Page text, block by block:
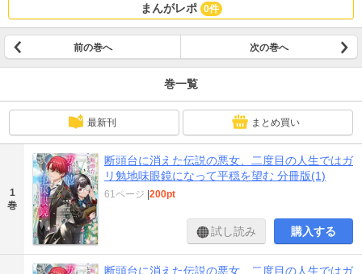
まんがレポ 0件
前の巻へ 次の巻へ
巻一覧
最新刊 まとめ買い
1
巻
断頭台に消えた伝説の悪女、二度目の人生ではガ
リ勉地味眼鏡になって平穏を望む 分冊版(1)
61ページ |200pt
試し読み 購入する
断頭台に消えた伝説の悪女、二度目の人生ではガ